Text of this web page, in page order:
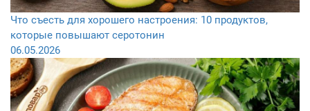
Что съесть для хорошего настроения: 10 продуктов,
которые повышают серотонин
06.05.2026